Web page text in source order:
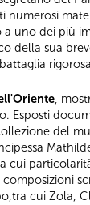
numerosi
a uno dei più
della sua
,
Esposti
del
cui Zola,